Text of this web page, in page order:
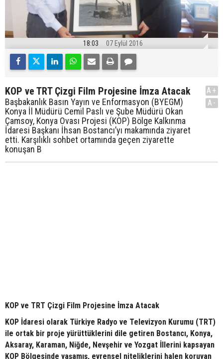
18:03 07 Eylül 2016
KOP ve TRT Çizgi Film Projesine İmza Atacak
Başbakanlık Basın Yayın ve Enformasyon (BYEGM)
Konya İl Müdürü Cemil Paslı ve Şube Müdürü Okan
Çamsoy, Konya Ovası Projesi (KOP) Bölge Kalkınma
İdaresi Başkanı İhsan Bostancı’yı makamında ziyaret
etti. Karşılıklı sohbet ortamında geçen ziyarette
konuşan B
A+
A-
KOP ve TRT Çizgi Film Projesine İmza Atacak
KOP İdaresi olarak Türkiye Radyo ve Televizyon Kurumu (TRT)
ile ortak bir proje yürüttüklerini dile getiren Bostancı, Konya,
Aksaray, Karaman, Niğde, Nevşehir ve Yozgat İllerini kapsayan
KOP Bölgesinde yaşamış, evrensel niteliklerini halen koruyan